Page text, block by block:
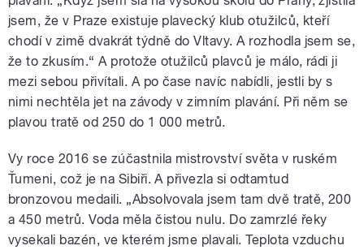
jsem, že v Praze existuje plavecký klub otužilců, kteří
chodí v zimě dvakrát týdně do Vltavy. A rozhodla jsem se,
že to zkusím.“ A protože otužilců plavců je málo, rádi ji
mezi sebou přivítali. A po čase navíc nabídli, jestli by s
nimi nechtěla jet na závody v zimním plavání. Při něm se
plavou tratě od 250 do 1 000 metrů.
Vy roce 2016 se zúčastnila mistrovství světa v ruském
Ťumeni, což je na Sibiři. A přivezla si odtamtud
bronzovou medaili. „Absolvovala jsem tam dvě tratě, 200
a 450 metrů. Voda měla čistou nulu. Do zamrzlé řeky
vysekali bazén, ve kterém jsme plavali. Teplota vzduchu